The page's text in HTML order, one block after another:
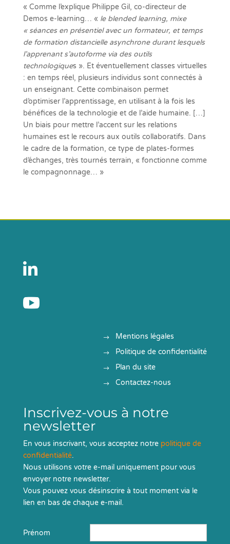
« Comme l’explique Philippe Gil, co-directeur de
Demos e-learning… « le blended learning, mixe
« séances en présentiel avec un formateur, et temps
de formation distancielle asynchrone durant lesquels
l’apprenant s’autoforme via des outils
technologiques ». Et éventuellement classes virtuelles
: en temps réel, plusieurs individus sont connectés à
un enseignant. Cette combinaison permet
d’optimiser l’apprentissage, en utilisant à la fois les
bénéfices de la technologie et de l’aide humaine. […]
Un biais pour mettre l’accent sur les relations
humaines est le recours aux outils collaboratifs. Dans
le cadre de la formation, ce type de plates-formes
d’échanges, très tournés terrain, « fonctionne comme
le compagnonnage… »


Mentions légales
Politique de confidentialité
Plan du site
Contactez-nous
Inscrivez-vous à notre
newsletter
En vous inscrivant, vous acceptez notre politique de
confidentialité.
Nous utilisons votre e-mail uniquement pour vous
envoyer notre newsletter.
Vous pouvez vous désinscrire à tout moment via le
lien en bas de chaque e-mail.
Prénom